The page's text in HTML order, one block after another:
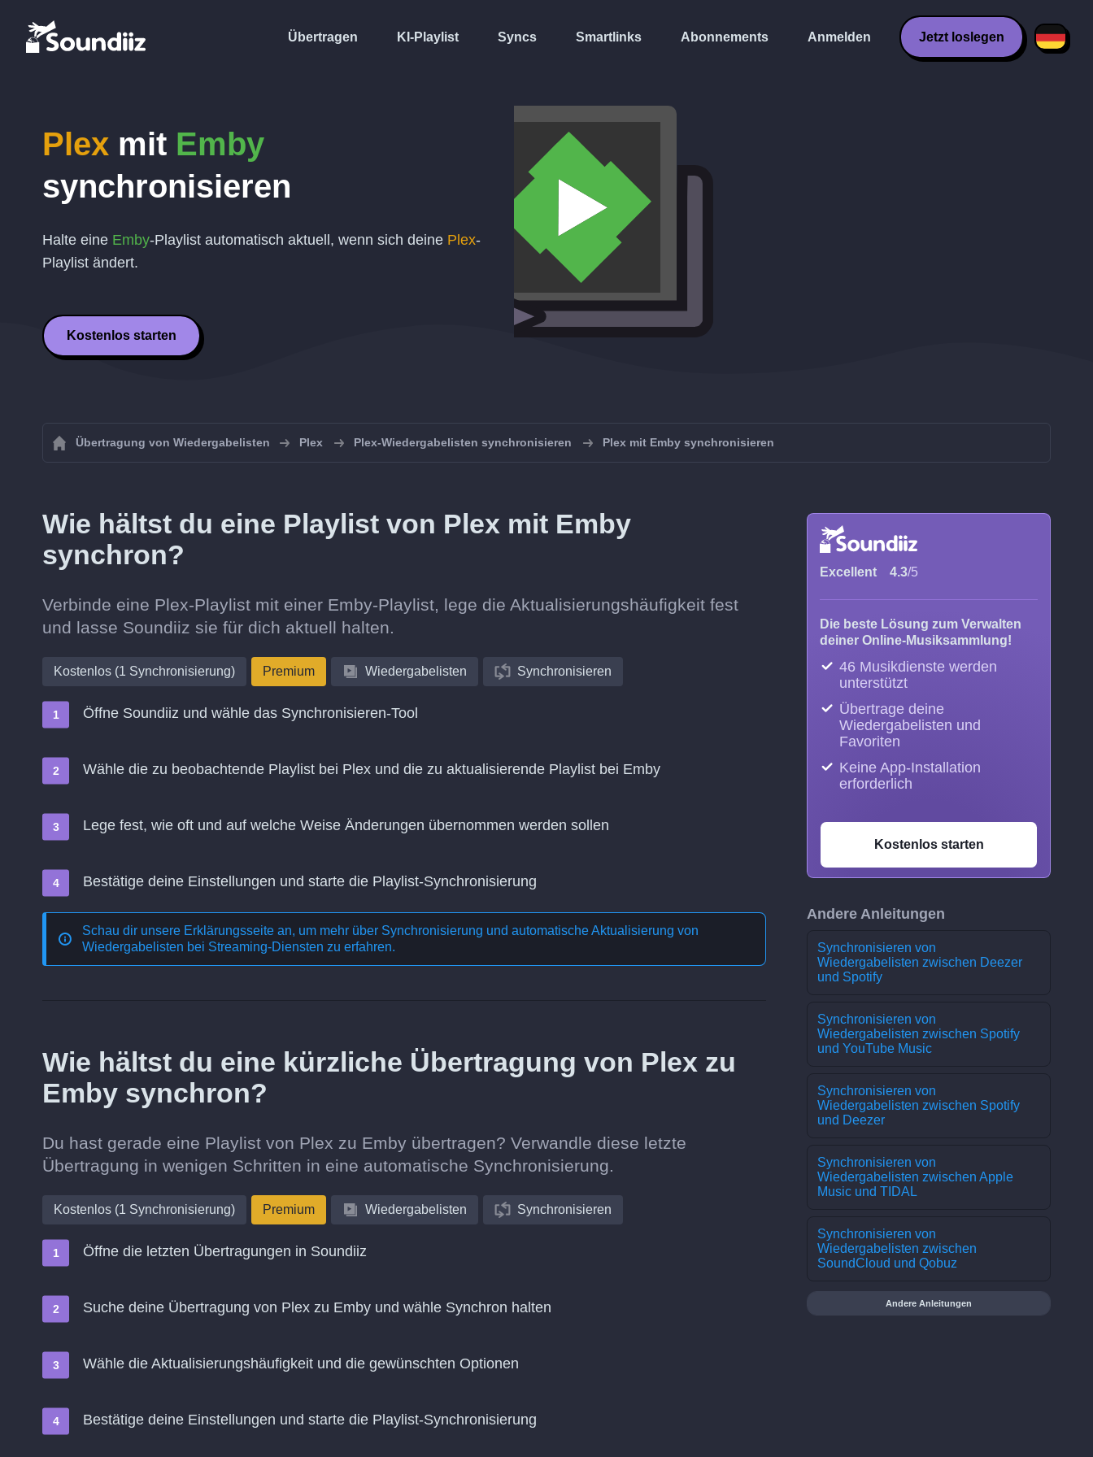
Übertragen KI-Playlist Syncs Smartlinks Abonnements Anmelden Jetzt loslegen
Plex mit Emby
synchronisieren
Halte eine Emby-Playlist automatisch aktuell, wenn sich deine Plex-
Playlist ändert.
Kostenlos starten
Übertragung von Wiedergabelisten Plex Plex-Wiedergabelisten synchronisieren Plex mit Emby synchronisieren
Wie hältst du eine Playlist von Plex mit Emby
synchron?
Verbinde eine Plex-Playlist mit einer Emby-Playlist, lege die Aktualisierungshäufigkeit fest
und lasse Soundiiz sie für dich aktuell halten.
Kostenlos (1 Synchronisierung) Premium Wiedergabelisten Synchronisieren
Öffne Soundiiz und wähle das Synchronisieren-Tool
Wähle die zu beobachtende Playlist bei Plex und die zu aktualisierende Playlist bei Emby
Lege fest, wie oft und auf welche Weise Änderungen übernommen werden sollen
Bestätige deine Einstellungen und starte die Playlist-Synchronisierung
Schau dir unsere Erklärungsseite an, um mehr über Synchronisierung und automatische Aktualisierung von
Wiedergabelisten bei Streaming-Diensten zu erfahren.
Wie hältst du eine kürzliche Übertragung von Plex zu
Emby synchron?
Du hast gerade eine Playlist von Plex zu Emby übertragen? Verwandle diese letzte
Übertragung in wenigen Schritten in eine automatische Synchronisierung.
Kostenlos (1 Synchronisierung) Premium Wiedergabelisten Synchronisieren
Öffne die letzten Übertragungen in Soundiiz
Suche deine Übertragung von Plex zu Emby und wähle Synchron halten
Wähle die Aktualisierungshäufigkeit und die gewünschten Optionen
Bestätige deine Einstellungen und starte die Playlist-Synchronisierung
Excellent 4.3/5
Die beste Lösung zum Verwalten
deiner Online-Musiksammlung!
46 Musikdienste werden
unterstützt
Übertrage deine
Wiedergabelisten und
Favoriten
Keine App-Installation
erforderlich
Kostenlos starten
Andere Anleitungen
Synchronisieren von
Wiedergabelisten zwischen Deezer
und Spotify
Synchronisieren von
Wiedergabelisten zwischen Spotify
und YouTube Music
Synchronisieren von
Wiedergabelisten zwischen Spotify
und Deezer
Synchronisieren von
Wiedergabelisten zwischen Apple
Music und TIDAL
Synchronisieren von
Wiedergabelisten zwischen
SoundCloud und Qobuz
Andere Anleitungen